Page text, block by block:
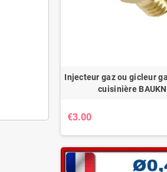
Injecteur gaz ou gicleur
cuisinière
€3.00